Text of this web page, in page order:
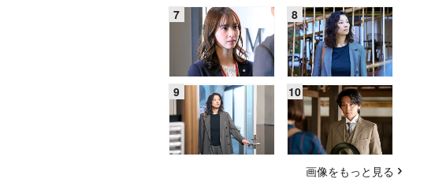
画像をもっと見る